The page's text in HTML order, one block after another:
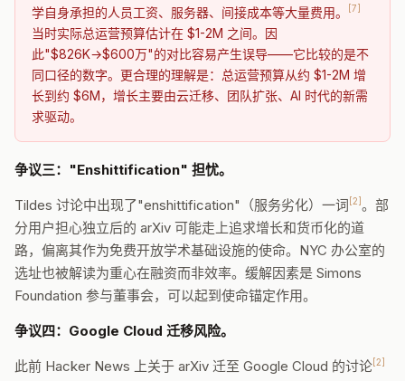
学自身承担的人员工资、服务器、间接成本等大量费用。
[7]
当时实际总运营预算估计在 $1-2M 之间。因
此"$826K→$600万"的对比容易产生误导——它比较的是不
同口径的数字。更合理的理解是：总运营预算从约 $1-2M 增
长到约 $6M，增长主要由云迁移、团队扩张、AI 时代的新需
求驱动。
争议三："Enshittification" 担忧。
Tildes 讨论中出现了"enshittification"（服务劣化）一词 [2]。部
分用户担心独立后的 arXiv 可能走上追求增长和货币化的道
路，偏离其作为免费开放学术基础设施的使命。NYC 办公室的
选址也被解读为重心在融资而非效率。缓解因素是 Simons
Foundation 参与董事会，可以起到使命锚定作用。
争议四：Google Cloud 迁移风险。
此前 Hacker News 上关于 arXiv 迁至 Google Cloud 的讨论[2]